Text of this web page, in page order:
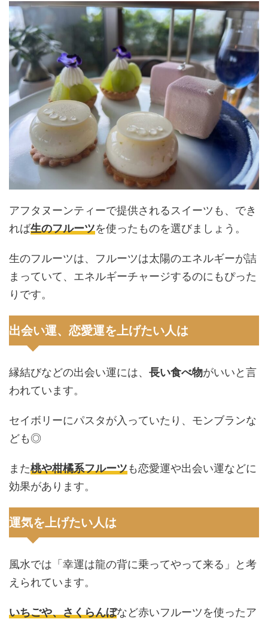
アフタヌーンティーで提供されるスイーツも、でき
れば生のフルーツを使ったものを選びましょう。
生のフルーツは、フルーツは太陽のエネルギーが詰
まっていて、エネルギーチャージするのにもぴった
りです。
出会い運、恋愛運を上げたい人は
縁結びなどの出会い運には、 長い食べ物がいいと言
われています。
セイボリーにパスタが入っていたり、モンブランな
ども◎
また桃や柑橘系フルーツも恋愛運や出会い運などに
効果があります。
運気を上げたい人は
風水では「幸運は龍の背に乗ってやって来る」と考
えられています。
いちごや、さくらんぼなど赤いフルーツを使ったア